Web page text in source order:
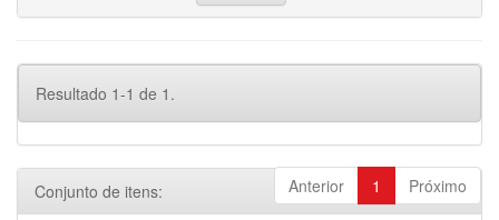
Resultado 1-1 de 1.
Anterior 1 Próximo
Conjunto de itens: